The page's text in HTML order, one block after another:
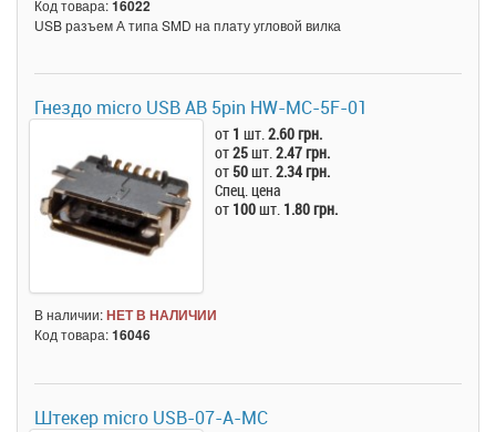
Код товара:16022
USB разъем А типа SMD на плату угловой вилка
Гнездо micro USB AB 5pin HW-MC-5F-01
от 1 шт.2.60 грн.
от25шт.2.47 грн.
от 50шт.2.34 грн.
Спец. цена
от 100шт. 1.80 грн.
В наличии:НЕТ В НАЛИЧИИ
Код товара:16046
Штекер micro USB-07-A-MC